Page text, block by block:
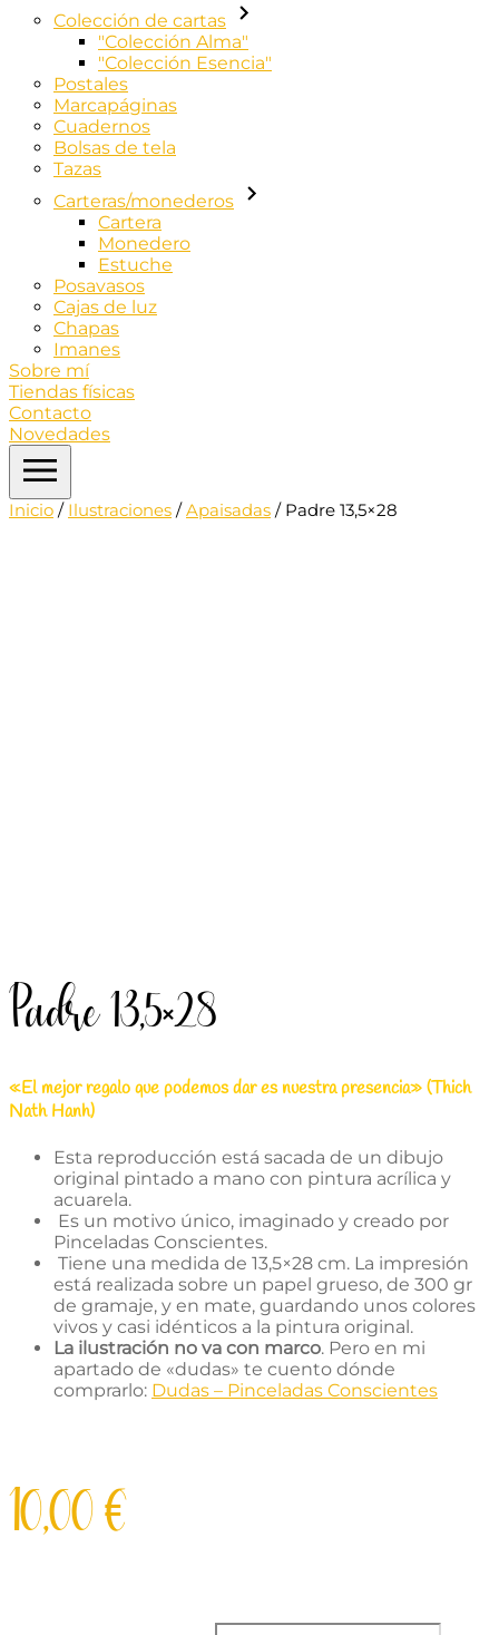
Colección de cartas
"Colección Alma"
"Colección Esencia"
Postales
Marcapáginas
Cuadernos
Bolsas de tela
Tazas
Carteras/monederos
Cartera
Monedero
Estuche
Posavasos
Cajas de luz
Chapas
Imanes
Sobre mí
Tiendas físicas
Contacto
Novedades
Inicio / Ilustraciones /Apaisadas / Padre 13,5×28
Padre 13,5×28
«El mejor regalo que podemos dar es nuestra presencia» (Thich
Nath Hanh)
Esta reproducción está sacada de un dibujo
original pintado a mano con pintura acrílica y
acuarela.
Es un motivo único, imaginado y creado por
Pinceladas Conscientes.
Tiene una medida de 13,5×28 cm. La impresión
está realizada sobre un papel grueso, de 300 gr
de gramaje, y en mate, guardando unos colores
vivos y casi idénticos a la pintura original.
La ilustración no va con marco. Pero en mi
apartado de «dudas» te cuento dónde
comprarlo: Dudas – Pinceladas Conscientes
10,00€